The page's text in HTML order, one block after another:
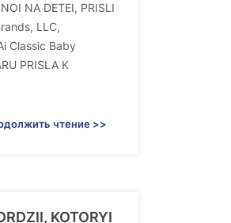
NA DETEI, PRISLI
LLC,
Classic Baby
PRISLA K
чтение >>
KOTORYI